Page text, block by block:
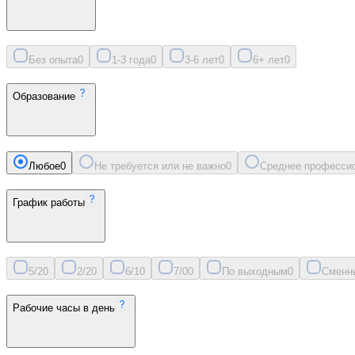
Без опыта0 1-3 года0 3-6 лет0 6+ лет0
Образование
Любое0 Не требуется или не важно0 Среднее
График работы
5/20 2/20 6/10 7/00 По выходным0
Рабочие часы в день